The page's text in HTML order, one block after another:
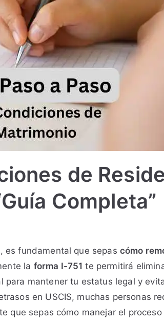
de
Completa”
es fundamental que sepas cómo
la forma I-751 te permitirá
mantener tu estatus legal y
en USCIS, muchas personas
que sepas cómo manejar el proceso